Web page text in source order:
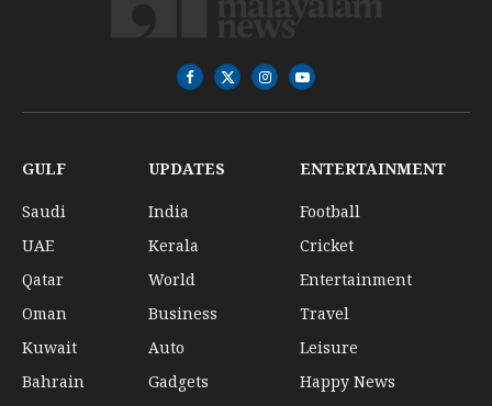
Facebook
X
(Twitter)
InstagramYouTube
GULF
Saudi
UAE
Qatar
Oman
Kuwait
Bahrain
UPDATES
India
Kerala
World
Business
Auto
Gadgets
ENTERTAINMENT
Football
Cricket
Entertainment
Travel
Leisure
Happy News